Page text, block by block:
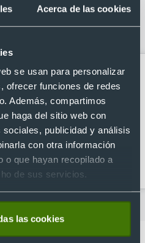
Acerca de las cookies
se usan para personalizar
ofrecer funciones de redes
Además, compartimos
haga del sitio web con
publicidad y análisis
con otra información
o que hayan recopilado a
de sus servicios.
las cookies
microfibra
Gafas de sol al por
mayor